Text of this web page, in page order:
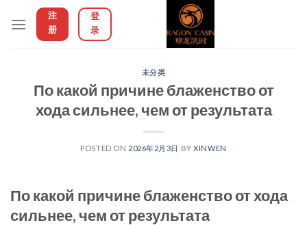
注
册
登
录
未分类
По какой причине блаженство от
хода сильнее, чем от результата
POSTED ON 2026年2月3日 BYXINWEN
По какой причине блаженство от хода
сильнее, чем от результата